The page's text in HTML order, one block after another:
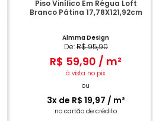
Piso Vinílico Em Régua Loft
Branco Pátina 17,78X121,92cm
Almma Design
De:R$95,90
R$ 59,90 / m²
à vista no pix
ou
3x de R$ 19,97 / m²
no cartão de crédito